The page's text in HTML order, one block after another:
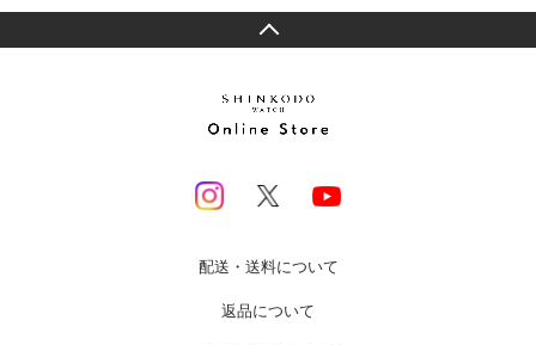
配送・送料について
返品について